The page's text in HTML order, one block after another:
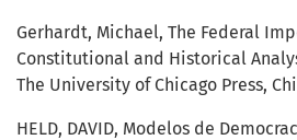
Gerhardt, Michael, The Federal
Constitutional and Historical
The University of Chicago Press,
HELD, DAVID, Modelos de